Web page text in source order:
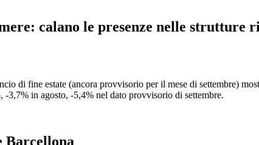
calano le presenze nelle strutture
di fine estate (ancora provvisorio per il mese di settembre)
3,7% in agosto, -5,4% nel dato provvisorio di settembre.
Barcellona